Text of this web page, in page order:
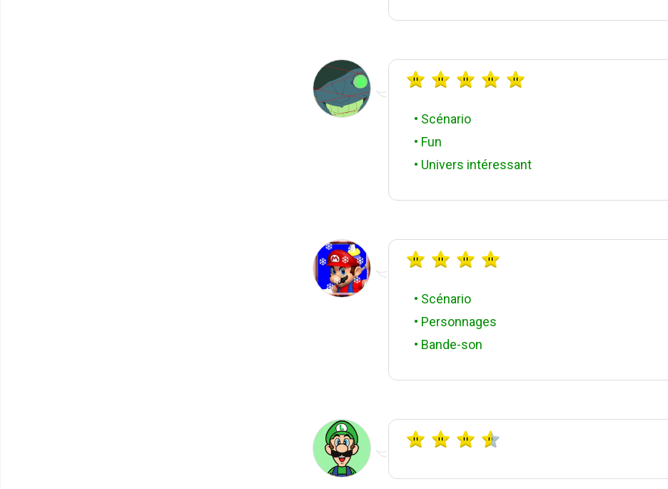
• Scénario
• Fun
• Univers intéressant
• Scénario
• Personnages
• Bande-son